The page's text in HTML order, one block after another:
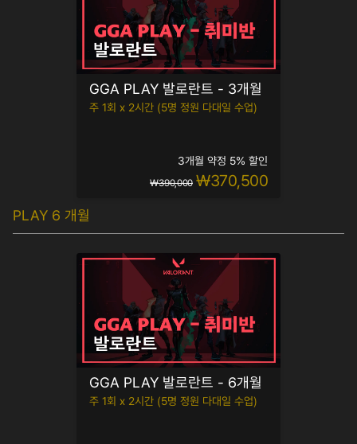
GGA PLAY 발로란트 - 3개월
주 1회 x 2시간 (5명 정원 다대일 수업)
3개월 약정 5% 할인
₩390,000 ₩370,500
PLAY 6 개월
GGA PLAY 발로란트 - 6개월
주 1회 x 2시간 (5명 정원 다대일 수업)